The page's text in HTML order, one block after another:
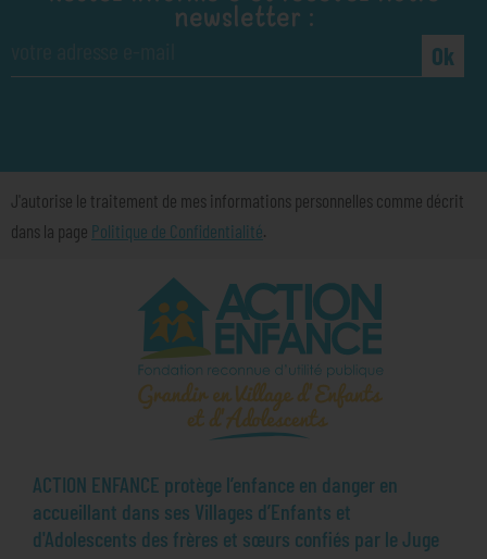
newsletter :
Ok
J'autorise le traitement de mes informations personnelles comme décrit
dans la page Politique de Confidentialité.
ACTION ENFANCE protège l’enfance en danger en
accueillant dans ses Villages d’Enfants et
d'Adolescents des frères et sœurs confiés par le Juge